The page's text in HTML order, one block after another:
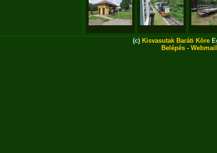
(c) Kisvasutak Baráti Köre
Belépés - Webmail